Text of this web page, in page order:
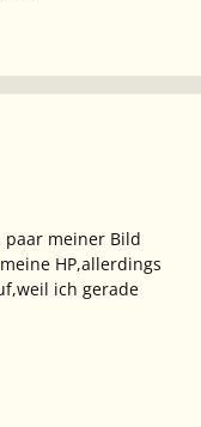
paar meiner Bild
HP,allerdings
ich gerade